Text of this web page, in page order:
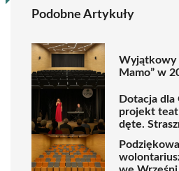
Podobne Artykuły
Wyjątkowy
Mamo” w
Dotacja dla
projekt
dęte.